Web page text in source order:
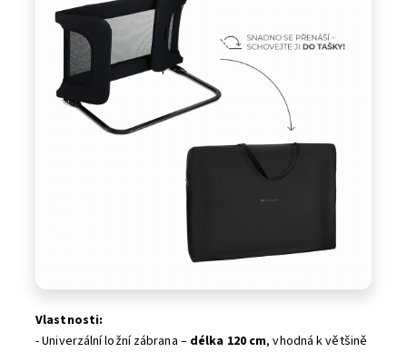
Vlastnosti:
- Univerzální ložní zábrana – délka 120 cm, vhodná k většině